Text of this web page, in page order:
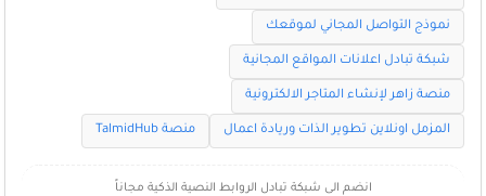
نموذج التواصل المجاني لموقعك
شبكة تبادل اعلانات المواقع المجانية
منصة زاهر لإنشاء المتاجر الالكترونية
المزمل اونلاين تطوير الذات وريادة اعمال منصة TalmidHub
انضم الى شبكة تبادل الروابط النصية الذكية مجاناً